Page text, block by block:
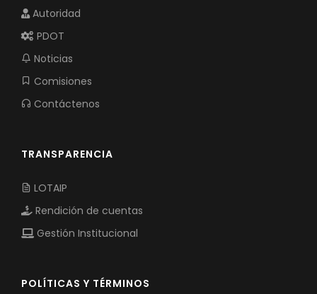
Autoridad
PDOT
Noticias
Comisiones
Contáctenos
TRANSPARENCIA
LOTAIP
Rendición de cuentas
Gestión Institucional
POLÍTICAS Y TÉRMINOS